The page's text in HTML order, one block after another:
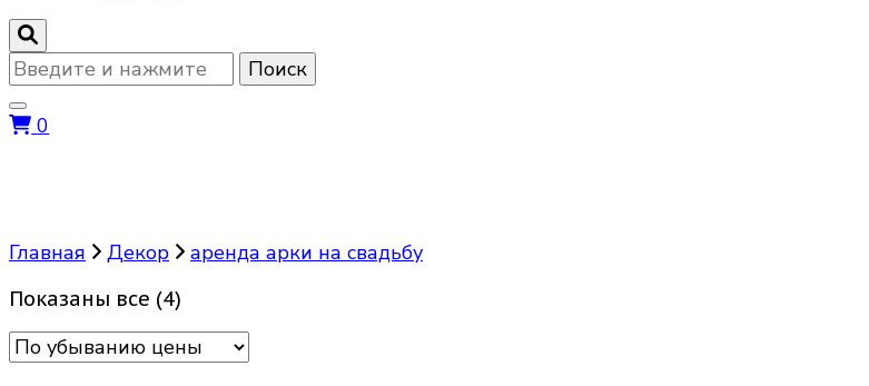
Ищите
что-
то?0
Главная Декор аренда арки на свадьбу
Показаны все (4)
убыванию